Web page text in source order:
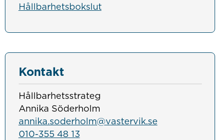
Hållbarhetsbokslut
Kontakt
Hållbarhetsstrateg
Annika Söderholm
annika.soderholm@vastervik.se
010-355 48 13